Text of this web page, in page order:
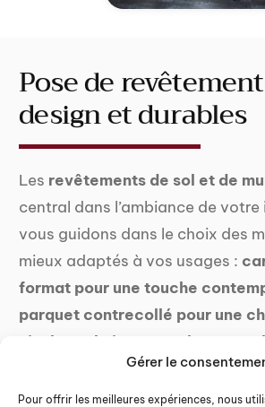
Gérer le
Pour offrir les meilleures expériences, nous
Pose de
design et durables
Les revêtements de sol et de
central dans l’ambiance de
vous guidons dans le choix des
mieux adaptés à vos usages :
format pour une touche
parquet contrecollé pour une
vinyle technique pour les zones
de pierre pour une esthétique
pose est réalisée avec soin,